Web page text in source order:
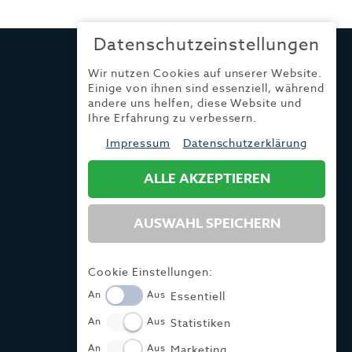
Datenschutzeinstellungen
Wir nutzen Cookies auf unserer Website.
Einige von ihnen sind essenziell, während
andere uns helfen, diese Website und
Ihre Erfahrung zu verbessern.
Impressum
Datenschutzerklärung
ALLE AKZEPTIEREN
AUSWAHL SPEICHERN
Cookie Einstellungen:
An Aus Essentiell
An Aus Statistiken
An Aus Marketing